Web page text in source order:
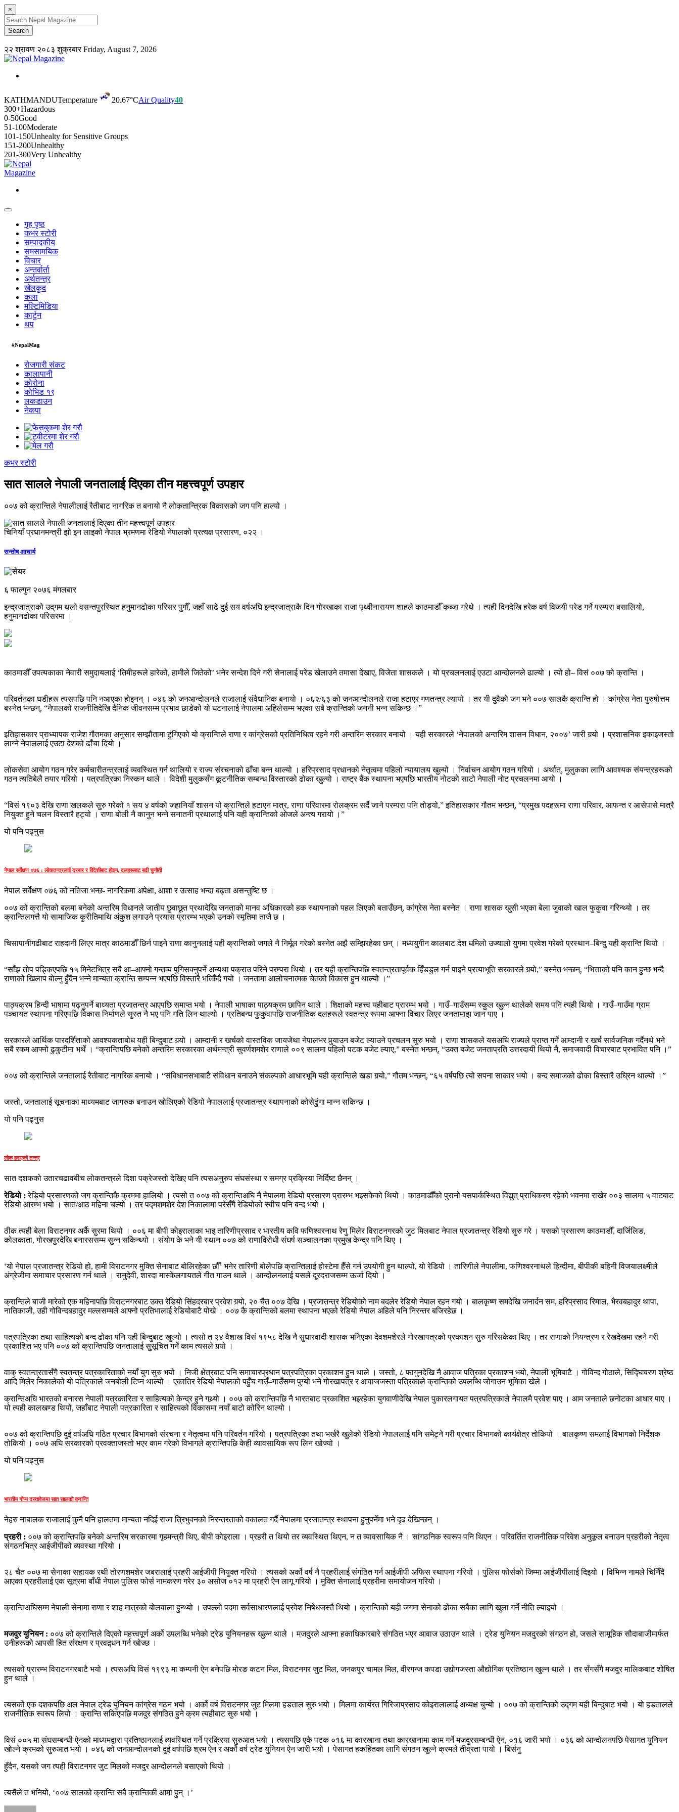
×
२२ श्रावण २०८३ शुक्रबारFriday, August 7, 2026
KATHMANDUTemperature 20.67°CAir Quality40
300+Hazardous
0-50Good
51-100Moderate
101-150Unhealty for Sensitive Groups
151-200Unhealthy
201-300Very Unhealthy
गृह पृष्ठ
कभर स्टोरी
सम्पादकीय
समसामयिक
विचार
अन्तर्वार्ता
अर्थतन्त्र
खेलकुद
कला
मल्टिमिडिया
कार्टुन
थप
#NepalMag
रोजगारी संकट
कालापानी
कोरोना
कोभिड १९
लकडाउन
नेकपा
कभर स्टोरी
सात सालले नेपाली जनतालाई दिएका तीन महत्त्वपूर्ण उपहार
००७ को क्रान्तिले नेपालीलाई रैतीबाट नागरिक त बनायो नै लोकतान्त्रिक विकासको जग पनि हाल्यो ।
चिनियाँ प्रधानमन्त्री झो इन लाइको नेपाल भ्रमणमा रेडियो नेपालको प्रत्यक्ष प्रसारण, ०२२ ।
सन्तोष आचार्य
६ फाल्गुन २०७६ मंगलबार
इन्द्रजात्राको उद्‌गम थलो वसन्तपुरस्थित हनुमानढोका परिसर पुगौँ, जहाँ साढे दुई सय वर्षअघि इन्द्रजात्राकै दिन गोरखाका राजा पृथ्वीनारायण शाहले काठमाडौँ कब्जा गरेथे । त्यही दिनदेखि हरेक वर्ष विजयी परेड गर्ने परम्परा बसालियो,
हनुमानढोका परिसरमा ।
काठमाडौँ उपत्यकाका नेवारी समुदायलाई ‘तिमीहरूले हारेको, हामीले जितेको’ भनेर सन्देश दिने गरी सेनालाई परेड खेलाउने तमासा देखाए, विजेता शासकले । यो प्रचलनलाई एउटा आन्दोलनले ढाल्यो । त्यो हो– विसं ००७ को क्रान्ति ।
परिवर्तनका घडीहरू त्यसपछि पनि नआएका होइनन् । ०४६ को जनआन्दोलनले राजालाई संवैधानिक बनायो । ०६२/६३ को जनआन्दोलनले राजा हटाएर गणतन्त्र ल्यायो । तर यी दुवैको जग भने ००७ सालकै क्रान्ति हो । कांग्रेस नेता पुरुषोत्तम
बस्नेत भन्छन्, “नेपालको राजनीतिदेखि दैनिक जीवनसम्म प्रभाव छाडेको यो घटनालाई नेपालमा अहिलेसम्म भएका सबै क्रान्तिको जननी भन्न सकिन्छ ।”
इतिहासकार प्राध्यापक राजेश गौतमका अनुसार सम्झौतामा टुंगिएको यो क्रान्तिले राणा र कांग्रेसको प्रतिनिधित्व रहने गरी अन्तरिम सरकार बनायो । यही सरकारले ‘नेपालको अन्तरिम शासन विधान, २००७’ जारी गर्‍यो । प्रशासनिक इकाइजस्तो
लाग्ने नेपाललाई एउटा देशको ढाँचा दियो ।
लोकसेवा आयोग गठन गरेर कर्मचारीतन्त्रलाई व्यवस्थित गर्न थालियो र राज्य संरचनाको ढाँचा बन्न थाल्यो । हरिप्रसाद प्रधानको नेतृत्वमा पहिलो न्यायालय खुल्यो । निर्वाचन आयोग गठन गरियो । अर्थात्, मुलुकका लागि आवश्यक संयन्त्रहरूको
गठन त्यतिबेलै तयार गरियो । पत्रपत्रिका निस्कन थाले । विदेशी मुलुकसँग कूटनीतिक सम्बन्ध विस्तारको ढोका खुल्यो । राष्ट्र बैंक स्थापना भएपछि भारतीय नोटको साटो नेपाली नोट प्रचलनमा आयो ।
“विसं १९०३ देखि राणा खलकले सुरु गरेको १ सय ४ वर्षको जहानियाँ शासन यो क्रान्तिले हटाएन मात्र, राणा परिवारमा रोलक्रम सर्दै जाने परम्परा पनि तोड्यो,” इतिहासकार गौतम भन्छन्, “प्रमुख पदहरूमा राणा परिवार, आफन्त र आसेपासे मात्रै
नियुक्त हुने चलन विस्तारै हट्यो । राणा बोली नै कानुन भन्ने सनातनी प्रथालाई पनि यही क्रान्तिको ओजले अन्त्य गरायो ।”
यो पनि पढ्नुस
नेपाल सर्वेक्षण ०७६ : लोकतन्त्रलाई दरबार र विदेशीबाट होइन, दलहरूबाट बढी चुनौती
नेपाल सर्वेक्षण ०७६ को नतिजा भन्छ- नागरिकमा अपेक्षा, आशा र उत्साह भन्दा बढ्ता असन्तुष्टि छ ।
००७ को क्रान्तिको बलमा बनेको अन्तरिम विधानले जातीय छुवाछूत प्रथादेखि जनताको मानव अधिकारको हक स्थापनाको पहल लिएको बताउँछन्, कांग्रेस नेता बस्नेत । राणा शासक खुसी भएका बेला जुवाको खाल फुकुवा गरिन्थ्यो । तर
क्रान्तिलगत्तै यो सामाजिक कुरीतिमाथि अंकुश लगाउने प्रयास प्रारम्भ भएको उनको स्मृतिमा ताजै छ ।
चिसापानीगढीबाट राहदानी लिएर मात्र काठमाडौँ छिर्न पाइने राणा कानुनलाई यही क्रान्तिको जगले नै निर्मूल गरेको बस्नेत अझै सम्झिरहेका छन् । मध्ययुगीन कालबाट देश धमिलो उज्यालो युगमा प्रवेश गरेको प्रस्थान–बिन्दु यही क्रान्ति थियो ।
“साँझ तोप पड्किएपछि १५ मिनेटभित्र सबै आ–आफ्नो गन्तव्य पुगिसक्नुपर्ने अन्यथा पक्राउ परिने परम्परा थियो । तर यही क्रान्तिपछि स्वतन्त्रतापूर्वक हिँडडुल गर्न पाइने प्रत्याभूति सरकारले गर्‍यो,” बस्नेत भन्छन्, “भित्ताको पनि कान हुन्छ भन्दै
राणाको खिलाप बोल्नु हुँदैन भन्ने मान्यता क्रान्ति सम्पन्न भएपछि विस्तारै भत्किँदै गयो । जनतामा आलोचनात्मक चेतको विकास हुन थाल्यो ।”
पाठ्यक्रम हिन्दी भाषामा पढ्नुपर्ने बाध्यता प्रजातन्त्र आएपछि समाप्त भयो । नेपाली भाषाका पाठ्यक्रम छापिन थाले । शिक्षाको महत्त्व यहीबाट प्रारम्भ भयो । गाउँ–गाउँसम्म स्कुल खुल्न थालेको समय पनि त्यही थियो । गाउँ–गाउँमा ग्राम
पञ्चायत स्थापना गरिएपछि विकास निर्माणले सुस्त नै भए पनि गति लिन थाल्यो । प्रतिबन्ध फुकुवापछि राजनीतिक दलहरूले स्वतन्त्र रूपमा आफ्ना विचार लिएर जनतामाझ जान पाए ।
सरकारले आर्थिक पारदर्शिताको आवश्यकताबोध यही बिन्दुबाट गर्‍यो । आम्दानी र खर्चको वास्तविक जायजेथा नेपालभर पुर्‍याउन बजेट ल्याउने प्रचलन सुरु भयो । राणा शासकले यसअघि राज्यले प्राप्त गर्ने आम्दानी र खर्च सार्वजनिक गर्दैनथे भने
सबै रकम आफ्नो ढुकुटीमा भर्थे । “क्रान्तिपछि बनेको अन्तरिम सरकारका अर्थमन्त्री सुवर्णशमशेर राणाले ००९ सालमा पहिलो पटक बजेट ल्याए,” बस्नेत भन्छन्, “उक्त बजेट जनताप्रति उत्तरदायी थियो नै, समाजवादी विचारबाट प्रभावित पनि ।”
००७ को क्रान्तिले जनतालाई रैतीबाट नागरिक बनायो । “संविधानसभाबाटै संविधान बनाउने संकल्पको आधारभूमि यही क्रान्तिले खडा गर्‍यो,” गौतम भन्छन्, “६५ वर्षपछि त्यो सपना साकार भयो । बन्द समाजको ढोका बिस्तारै उघ्रिन थाल्यो ।”
जस्तो, जनतालाई सूचनाका माध्यमबाट जागरुक बनाउन खोलिएको रेडियो नेपाललाई प्रजातन्त्र स्थापनाको कोसेढुंगा मान्न सकिन्छ ।
यो पनि पढ्नुस
लोक हराएको तन्त्र
सात दशकको उतारचढावबीच लोकतन्त्रले दिशा पक्रेजस्तो देखिए पनि त्यसअनुरुप संघसंस्था र समग्र प्रक्रिया निर्दिष्ट छैनन् ।
रेडियो : रेडियो प्रसारणको जग क्रान्तिकै क्रममा हालियो । त्यसो त ००७ को क्रान्तिअघि नै नेपालमा रेडियो प्रसारण प्रारम्भ भइसकेको थियो । काठमाडौँको पुरानो बसपार्कस्थित विद्युत् प्राधिकरण रहेको भवनमा राखेर ००३ सालमा ५ वाटबाट
रेडियो आरम्भ भयो । सात/आठ महिना चल्यो । तर पद्मशमशेर देश निकालामा परेसँगै रेडियोको स्वीच पनि बन्द भयो ।
ठीक त्यही बेला विराटनगर अर्कै सुरमा थियो । ००६ मा बीपी कोइरालाका भाइ तारिणीप्रसाद र भारतीय कवि फणिश्वरनाथ रेणु मिलेर विराटनगरको जुट मिलबाट नेपाल प्रजातन्त्र रेडियो सुरु गरे । यसको प्रसारण काठमाडौँ, दार्जिलिङ,
कोलकाता, गोरखपुरदेखि बनारससम्म सुन्न सकिन्थ्यो । संयोग के भने यी स्थान ००७ को राणाविरोधी संघर्ष सञ्चालनका प्रमुख केन्द्र पनि थिए ।
‘यो नेपाल प्रजातन्त्र रेडियो हो, हामी विराटनगर मुक्ति सेनाबाट बोलिरहेका छौँ’ भनेर तारिणी बोलेपछि क्रान्तिलाई होस्टेमा हैँसे गर्न उपयोगी हुन थाल्यो, यो रेडियो । तारिणीले नेपालीमा, फणिश्वरनाथले हिन्दीमा, बीपीकी बहिनी विजयालक्ष्मीले
अंग्रेजीमा समाचार प्रसारण गर्न थाले । रानुदेवी, शारदा मास्केलगायतले गीत गाउन थाले । आन्दोलनलाई यसले दूरदराजसम्म ऊर्जा दियो ।
क्रान्तिले बाजी मारेको एक महिनापछि विराटनगरबाट उक्त रेडियो सिंहदरबार प्रवेश गर्‍यो, २० चैत ००७ देखि । प्रजातन्त्र रेडियोको नाम बदलेर रेडियो नेपाल रहन गयो । बालकृष्ण समदेखि जनार्दन सम, हरिप्रसाद रिमाल, भैरवबहादुर थापा,
नातिकाजी, उही गोविन्दबहादुर मल्लसम्मले आफ्नो प्रतिभालाई रेडियोबाटै पोखे । ००७ कै क्रान्तिको बलमा स्थापना भएको रेडियो नेपाल अहिले पनि निरन्तर बजिरहेछ ।
पत्रपत्रिका तथा साहित्यको बन्द ढोका पनि यही बिन्दुबाट खुल्यो । त्यसो त २४ वैशाख विसं १९५८ देखि नै सुधारवादी शासक भनिएका देवशमशेरले गोरखापत्रको प्रकाशन सुरु गरिसकेका थिए । तर राणाको नियन्त्रण र रेखदेखमा रहने गरी
प्रकाशित भए पनि ००७ को क्रान्तिपछि जनतालाई सुुसूचित गर्ने काम त्यसले गर्‍यो ।
वाक् स्वतन्त्रतासँगै स्वतन्त्र पत्रकारिताको नयाँ युग सुरु भयो । निजी क्षेत्रबाट पनि समाचारप्रधान पत्रपत्रिका प्रकाशन हुन थाले । जस्तो, ८ फागुनदेखि नै आवाज पत्रिका प्रकाशन भयो, नेपाली भूमिबाटै । गोविन्द गोठाले, सिद्घिचरण श्रेष्ठ
आदि मिलेर निकालेको यो पत्रिकाले जनबोली टिप्न थाल्यो । एकातिर रेडियो नेपालको पहुँच गाउँ–गाउँसम्म पुग्यो भने गोरखापत्र र आवाजजस्ता पत्रिकाले क्रान्तिको उपलब्धि जोगाउन भूमिका खेले ।
क्रान्तिअघि भारतको बनारस नेपाली पत्रकारिता र साहित्यको केन्द्र हुने गथ्र्यो । ००७ को क्रान्तिपछि नै भारतबाट प्रकाशित भइरहेका युगवाणीदेखि नेपाल पुकारलगायत पत्रपत्रिकाले नेपालमै प्रवेश पाए । आम जनताले छनोटका आधार पाए ।
यो त्यही कालखण्ड थियो, जहाँबाट नेपाली पत्रकारिता र साहित्यको विकासमा नयाँ बाटो कोरिन थाल्यो ।
००७ को क्रान्तिपछि दुई वर्षअघि गठित प्रचार विभागको संरचना र नेतृत्वमा पनि परिवर्तन गरियो । पत्रपत्रिका तथा भर्खरै खुलेको रेडियो नेपाललाई पनि समेट्ने गरी प्रचार विभागको कार्यक्षेत्र तोकियो । बालकृष्ण समलाई विभागको निर्देशक
तोकियो । ००७ अघि सरकारको प्रवक्ताजस्तो भएर काम गरेको विभागले क्रान्तिपछि केही व्यावसायिक रूप लिन खोज्यो ।
यो पनि पढ्नुस
भारतीय गोप्य दस्तावेजमा सात सालको क्रान्ति
नेहरु नाबालक राजालाई कुनै पनि हालतमा मान्यता नदिई राजा त्रिभुवनको निरन्तरताको वकालत गर्दै नेपालमा प्रजातन्त्र स्थापना हुनुपर्नेमा भने दृढ देखिन्छन् ।
प्रहरी : ००७ को क्रान्तिपछि बनेको अन्तरिम सरकारमा गृहमन्त्री थिए, बीपी कोइराला । प्रहरी त थियो तर व्यवस्थित थिएन, न त व्यावसायिक नै । सांगठनिक स्वरूप पनि थिएन । परिवर्तित राजनीतिक परिवेश अनुकूल बनाउन प्रहरीको नेतृत्व
संगठनभित्र आईजीपीको व्यवस्था गरियो ।
२८ चैत ००७ मा सेनाका सहायक रथी तोरणशमशेर जबरालाई प्रहरी आईजीपी नियुक्त गरियो । त्यसको अर्को वर्ष नै प्रहरीलाई संगठित गर्न आईजीपी अफिस स्थापना गरियो । पुलिस फोर्सको जिम्मा आईजीपीलाई दिइयो । विभिन्न नामले चिनिँदै
आएका प्रहरीलाई एक सूत्रमा बाँधी नेपाल पुलिस फोर्स नामकरण गरेर ३० असोज ०१२ मा प्रहरी ऐन लागू गरियो । मुक्ति सेनालाई प्रहरीमा समायोजन गरियो ।
क्रान्तिअघिसम्म नेपाली सेनामा राणा र शाह मात्रको बोलवाला हुन्थ्यो । उपल्लो पदमा सर्वसाधारणलाई प्रवेश निषेधजस्तै थियो । क्रान्तिको यही जगमा सेनाको ढोका सबैका लागि खुला गर्ने नीति ल्याइयो ।
मजदुर युनियन : ००७ को क्रान्तिले दिएको महत्त्वपूर्ण अर्को उपलब्धि भनेको ट्रेड युनियनहरू खुल्न थाले । मजदुरले आफ्ना हकाधिकारबारे संगठित भएर आवाज उठाउन थाले । ट्रेड युनियन मजदुरको संगठन हो, जसले सामूहिक सौदाबाजीमार्फत
उनीहरूको आपसी हित संरक्षण र प्रवद्र्धन गर्न खोज्छ ।
त्यसको प्रारम्भ विराटनगरबाटै भयो । त्यसअघि विसं १९९३ मा कम्पनी ऐन बनेपछि मोरङ कटन मिल, विराटनगर जुट मिल, जनकपुर चामल मिल, वीरगन्ज कपडा उद्योगजस्ता औद्योगिक प्रतिष्ठान खुल्न थाले । तर सँगसँगै मजदुर मालिकबाट शोषित
हुन थाले ।
त्यसको एक दशकपछि अल नेपाल ट्रेड युनियन कांग्रेस गठन भयो । अर्को वर्ष विराटनगर जुट मिलमा हडताल सुरु भयो । मिलमा कार्यरत गिरिजाप्रसाद कोइरालालाई अध्यक्ष चुन्यो । ००७ को क्रान्तिको उद्गम यही बिन्दुबाट भयो । यो हडतालले
राजनीतिक स्वरूप लियो । क्रान्ति सकिएपछि मजदुर संगठित हुने क्रम त्यहीबाट सुरु भयो ।
विसं ००५ मा संघसम्बन्धी ऐनको माध्यमद्वारा प्रतिष्ठानलाई व्यवस्थित गर्ने प्रक्रिया सुरुआत भयो । त्यसपछि एकै पटक ०१६ मा कारखाना तथा कारखानामा काम गर्ने मजदुरसम्बन्धी ऐन, ०१६ जारी भयो । ०३६ को आन्दोलनपछि पेसागत युनियन
खोल्ने क्रमको सुरुआत भयो । ०४६ को जनआन्दोलनको दुई वर्षपछि श्रम ऐन र अर्को वर्ष ट्रेड युनियन ऐन जारी भयो । पेसागत हकहितका लागि संगठन खुल्ने क्रमले तीव्रता पायो । बिर्सनु
हुँदैन, यसको जग त्यही विराटनगर जुट मिलको मजदुर आन्दोलनले बसाएको थियो ।
त्यसैले त भनियो, ‘००७ सालको क्रान्ति सबै क्रान्तिकी आमा हुन् ।’